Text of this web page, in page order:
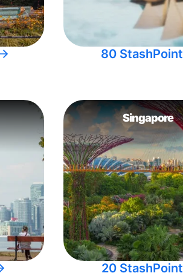
80 StashPoint
Singapore
20 StashPoint